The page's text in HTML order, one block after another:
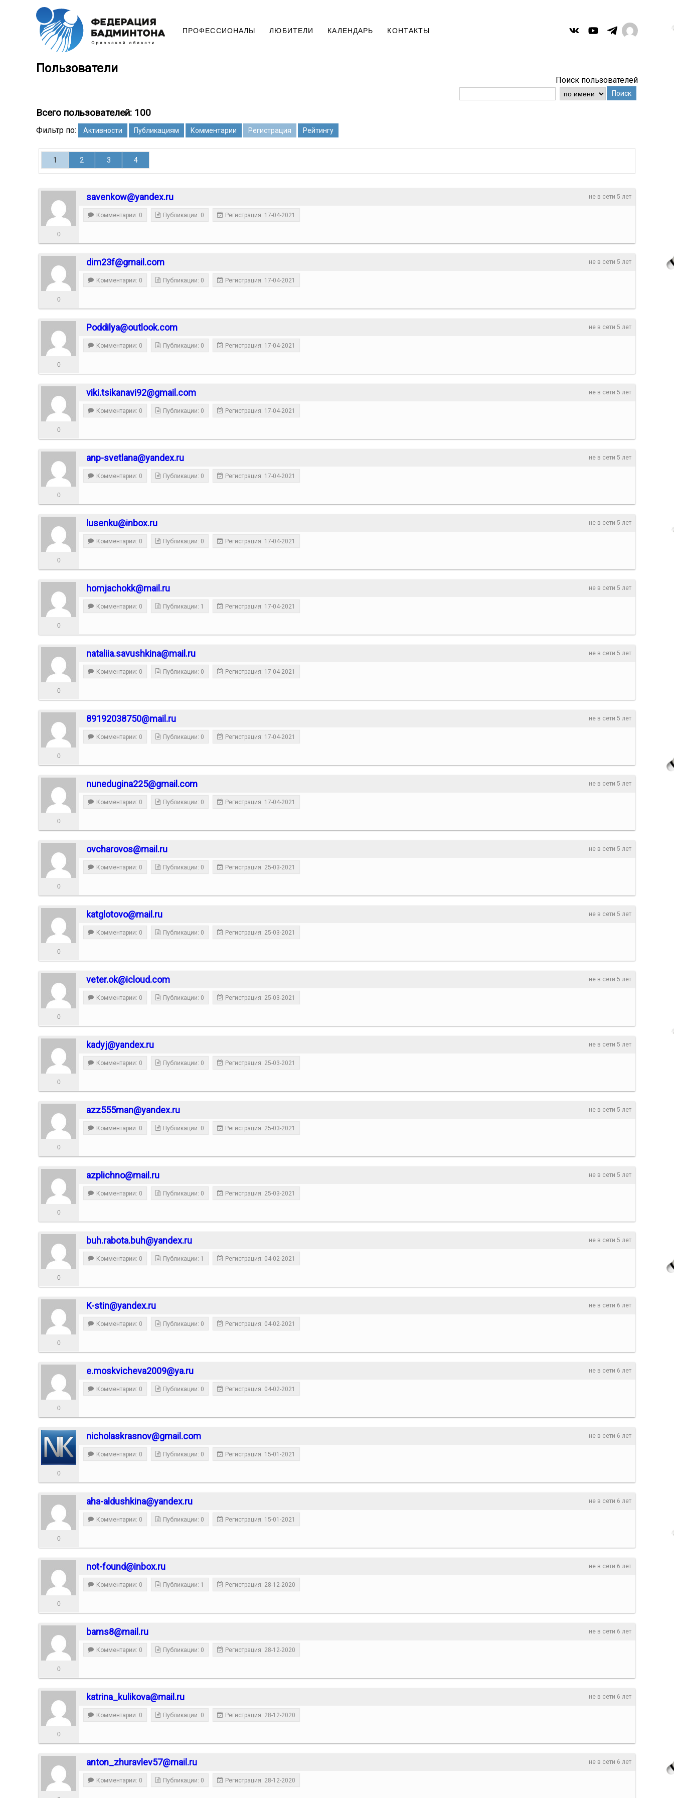
ПРОФЕССИОНАЛЫ ЛЮБИТЕЛИ КАЛЕНДАРЬ КОНТАКТЫ
Пользователи
Поиск пользователей
Поиск
Всего пользователей: 100
Фильтр по: Активности Публикациям Комментарии Регистрация Рейтингу
1 2 3 4
не в сети 5 лет
savenkow@yandex.ru
0
Комментарии: 0 Публикации: 0 Регистрация: 17-04-2021
не в сети 5 лет
dim23f@gmail.com
0
Комментарии: 0 Публикации: 0 Регистрация: 17-04-2021
не в сети 5 лет
Poddilya@outlook.com
0
Комментарии: 0 Публикации: 0 Регистрация: 17-04-2021
не в сети 5 лет
viki.tsikanavi92@gmail.com
0
Комментарии: 0 Публикации: 0 Регистрация: 17-04-2021
не в сети 5 лет
anp-svetlana@yandex.ru
0
Комментарии: 0 Публикации: 0 Регистрация: 17-04-2021
не в сети 5 лет
lusenku@inbox.ru
0
Комментарии: 0 Публикации: 0 Регистрация: 17-04-2021
не в сети 5 лет
homjachokk@mail.ru
0
Комментарии: 0 Публикации: 1 Регистрация: 17-04-2021
не в сети 5 лет
nataliia.savushkina@mail.ru
0
Комментарии: 0 Публикации: 0 Регистрация: 17-04-2021
не в сети 5 лет
89192038750@mail.ru
0
Комментарии: 0 Публикации: 0 Регистрация: 17-04-2021
не в сети 5 лет
nunedugina225@gmail.com
0
Комментарии: 0 Публикации: 0 Регистрация: 17-04-2021
не в сети 5 лет
ovcharovos@mail.ru
0
Комментарии: 0 Публикации: 0 Регистрация: 25-03-2021
не в сети 5 лет
katglotovo@mail.ru
0
Комментарии: 0 Публикации: 0 Регистрация: 25-03-2021
не в сети 5 лет
veter.ok@icloud.com
0
Комментарии: 0 Публикации: 0 Регистрация: 25-03-2021
не в сети 5 лет
kadyj@yandex.ru
0
Комментарии: 0 Публикации: 0 Регистрация: 25-03-2021
не в сети 5 лет
azz555man@yandex.ru
0
Комментарии: 0 Публикации: 0 Регистрация: 25-03-2021
не в сети 5 лет
azplichno@mail.ru
0
Комментарии: 0 Публикации: 0 Регистрация: 25-03-2021
не в сети 5 лет
buh.rabota.buh@yandex.ru
0
Комментарии: 0 Публикации: 1 Регистрация: 04-02-2021
не в сети 6 лет
K-stin@yandex.ru
0
Комментарии: 0 Публикации: 0 Регистрация: 04-02-2021
не в сети 6 лет
e.moskvicheva2009@ya.ru
0
Комментарии: 0 Публикации: 0 Регистрация: 04-02-2021
не в сети 6 лет
nicholaskrasnov@gmail.com
0
Комментарии: 0 Публикации: 0 Регистрация: 15-01-2021
не в сети 6 лет
aha-aldushkina@yandex.ru
0
Комментарии: 0 Публикации: 0 Регистрация: 15-01-2021
не в сети 6 лет
not-found@inbox.ru
0
Комментарии: 0 Публикации: 1 Регистрация: 28-12-2020
не в сети 6 лет
bams8@mail.ru
0
Комментарии: 0 Публикации: 0 Регистрация: 28-12-2020
не в сети 6 лет
katrina_kulikova@mail.ru
0
Комментарии: 0 Публикации: 0 Регистрация: 28-12-2020
не в сети 6 лет
anton_zhuravlev57@mail.ru
Комментарии: 0 Публикации: 0 Регистрация: 28-12-2020